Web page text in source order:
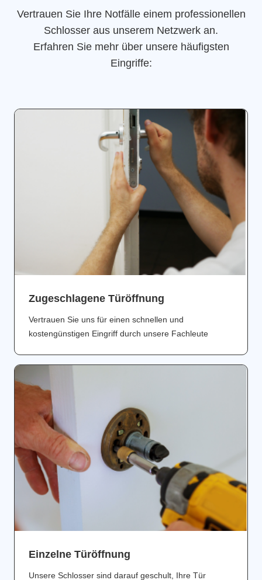
Vertrauen Sie Ihre Notfälle einem professionellen
Schlosser aus unserem Netzwerk an.
Erfahren Sie mehr über unsere häufigsten
Eingriffe:
Zugeschlagene Türöffnung
Vertrauen Sie uns für einen schnellen und
kostengünstigen Eingriff durch unsere Fachleute
Einzelne Türöffnung
Unsere Schlosser sind darauf geschult, Ihre Tür